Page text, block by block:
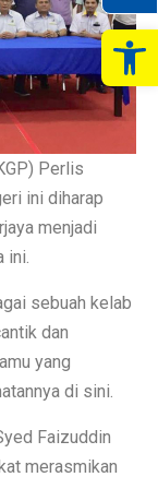
Perlis
ini diharap
menjadi
ini.
sebuah kelab
dan
yang
di sini.
Faizuddin
merasmikan